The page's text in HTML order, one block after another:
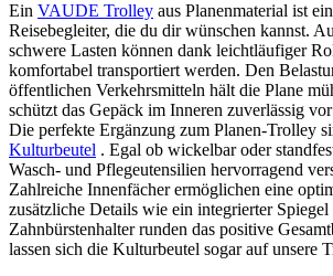
Ein VAUDE Trolley aus Planenmaterial ist
Reisebegleiter, die du dir wünschen kannst.
schwere Lasten können dank leichtläufiger
komfortabel transportiert werden. Den
öffentlichen Verkehrsmitteln hält die Plane
schützt das Gepäck im Inneren zuverlässig
Die perfekte Ergänzung zum Planen-Trolley
Kulturbeutel . Egal ob wickelbar oder
Wasch- und Pflegeutensilien hervorragend
Zahlreiche Innenfächer ermöglichen eine
zusätzliche Details wie ein integrierter Spiegel
Zahnbürstenhalter runden das positive
lassen sich die Kulturbeutel sogar auf unsere